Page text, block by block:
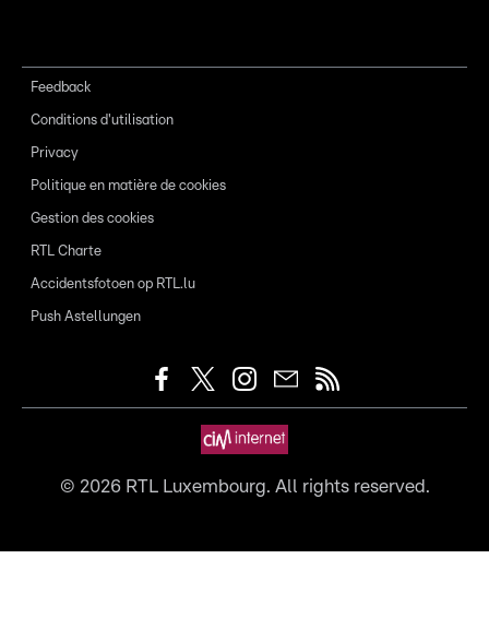
Feedback
Conditions d'utilisation
Privacy
Politique en matière de cookies
Gestion des cookies
RTL Charte
Accidentsfotoen op RTL.lu
Push Astellungen
© 2026RTL Luxembourg. All rights reserved.